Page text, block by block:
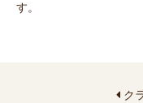
す。
ク